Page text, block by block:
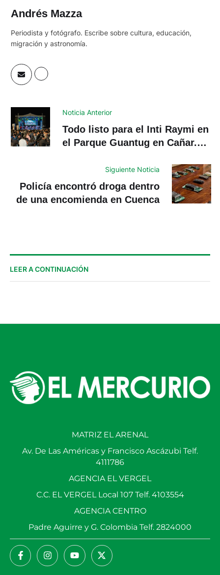
Andrés Mazza
Periodista y fotógrafo. Escribe sobre cultura, educación,
migración y astronomía.
Noticia Anterior
Todo listo para el Inti Raymi en
el Parque Guantug en Cañar.
Siguiente Noticia
Policía encontró droga dentro
de una encomienda en Cuenca
LEER A CONTINUACIÓN
MATRIZ EL ARENAL
Av. De Las Américas y Francisco Ascázubi Telf.
4111786
AGENCIA EL VERGEL
C.C. EL VERGEL Local 107 Telf. 4103554
AGENCIA CENTRO
Padre Aguirre y G. Colombia Telf. 2824000